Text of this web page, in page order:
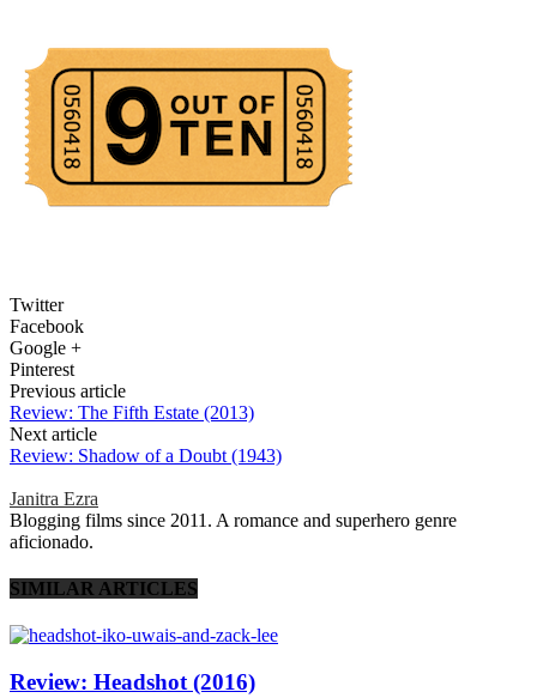
Twitter
Facebook
Google +
Pinterest
Previous article
Review: The Fifth Estate (2013)
Next article
Review: Shadow of a Doubt (1943)
Janitra Ezra
Blogging films since 2011. A romance and superhero genre
aficionado.
SIMILAR ARTICLES
Review: Headshot (2016)